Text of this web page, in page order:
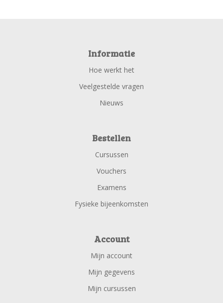
Informatie
Hoe werkt het
Veelgestelde vragen
Nieuws
Bestellen
Cursussen
Vouchers
Examens
Fysieke bijeenkomsten
Account
Mijn account
Mijn gegevens
Mijn cursussen